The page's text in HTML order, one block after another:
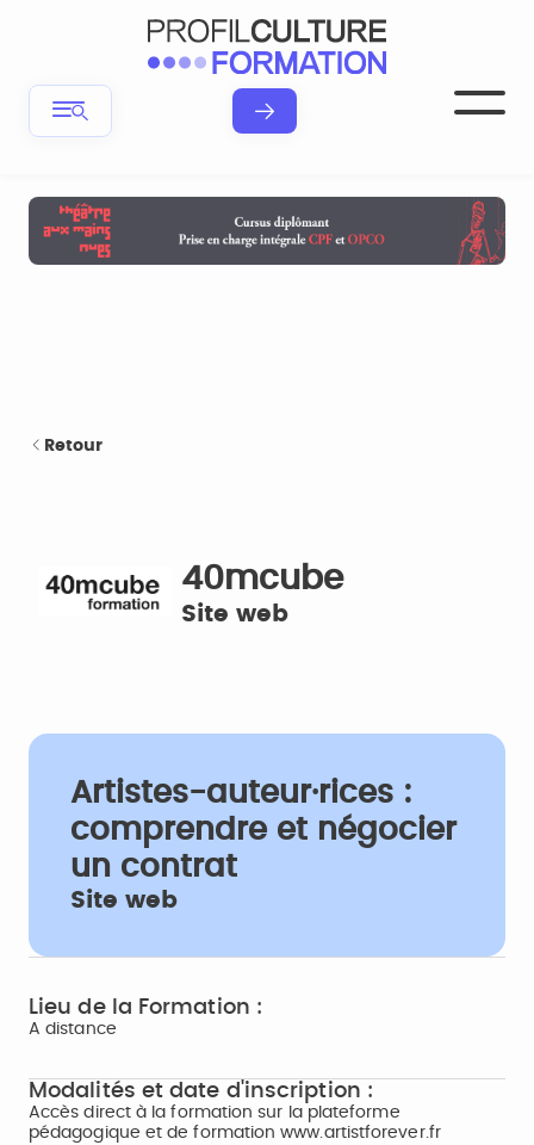
Retour
40mcube
Site web
Artistes-auteur·rices :
comprendre et négocier
un contrat
Site web
Lieu de la Formation :
A distance
Modalités et date d'inscription :
Accès direct à la formation sur la plateforme
pédagogique et de formation www.artistforever.fr